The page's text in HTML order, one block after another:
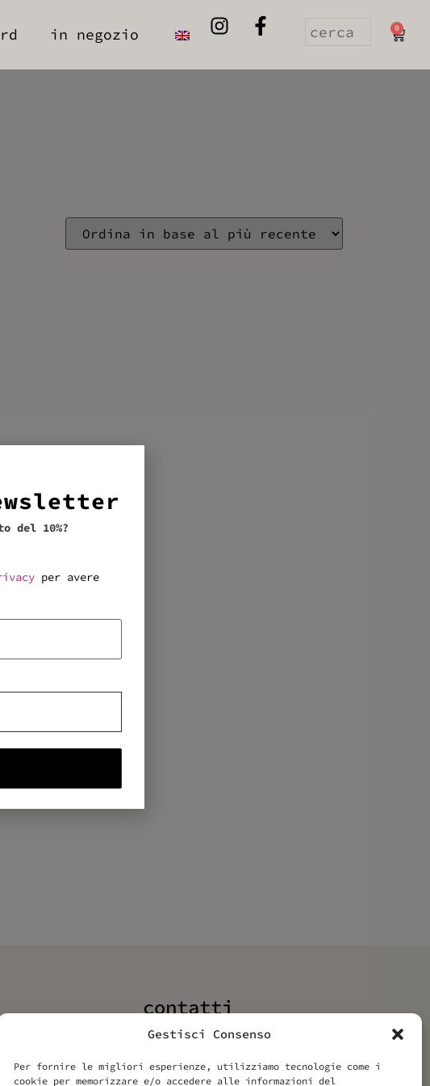
Gestisci Consenso
Per fornire le migliori esperienze, utilizziamo tecnologie come i
cookie per memorizzare e/o accedere alle informazioni del
in negozio 0
contatti
Labonin srls
00187 Roma
del 10%?
per avere